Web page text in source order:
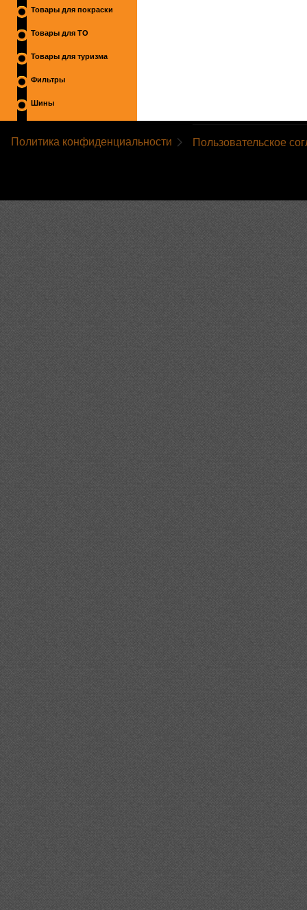
Товары для покраски
Товары для ТО
Товары для туризма
Фильтры
Шины
Политика конфиденциальности Пользовательское